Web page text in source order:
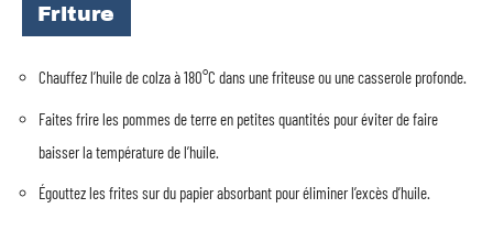
Friture
Chauffez l’huile de colza à 180°C dans une friteuse ou une casserole profonde.
Faites frire les pommes de terre en petites quantités pour éviter de faire
baisser la température de l’huile.
Égouttez les frites sur du papier absorbant pour éliminer l’excès d’huile.